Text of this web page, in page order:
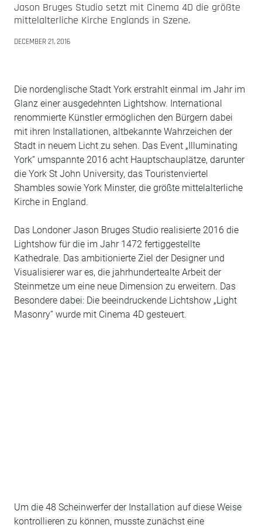
Jason Bruges Studio setzt mit Cinema 4D die größte
mittelalterliche Kirche Englands in Szene.
DECEMBER 21, 2016
Die nordenglische Stadt York erstrahlt einmal im Jahr im
Glanz einer ausgedehnten Lightshow. International
renommierte Künstler ermöglichen den Bürgern dabei
mit ihren Installationen, altbekannte Wahrzeichen der
Stadt in neuem Licht zu sehen. Das Event „Illuminating
York“ umspannte 2016 acht Hauptschauplätze, darunter
die York St John University, das Touristenviertel
Shambles sowie York Minster, die größte mittelalterliche
Kirche in England.
Das Londoner Jason Bruges Studio realisierte 2016 die
Lightshow für die im Jahr 1472 fertiggestellte
Kathedrale. Das ambitionierte Ziel der Designer und
Visualisierer war es, die jahrhundertealte Arbeit der
Steinmetze um eine neue Dimension zu erweitern. Das
Besondere dabei: Die beeindruckende Lichtshow „Light
Masonry“ wurde mit Cinema 4D gesteuert.
Um die 48 Scheinwerfer der Installation auf diese Weise
kontrollieren zu können, musste zunächst eine